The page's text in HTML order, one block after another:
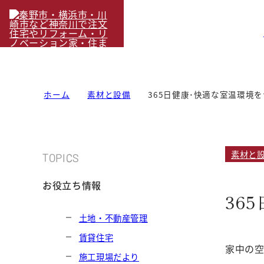
ホーム 素材と設備 365日健康･快適な室温環境
素材と
365
家中の
TOPICS
お役立ち情報
土地・不動産管理
賃貸住宅
施工現場だより